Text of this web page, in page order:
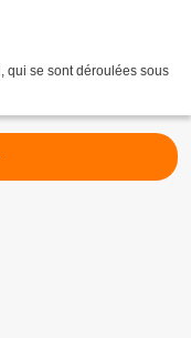
qui se sont déroulées sous